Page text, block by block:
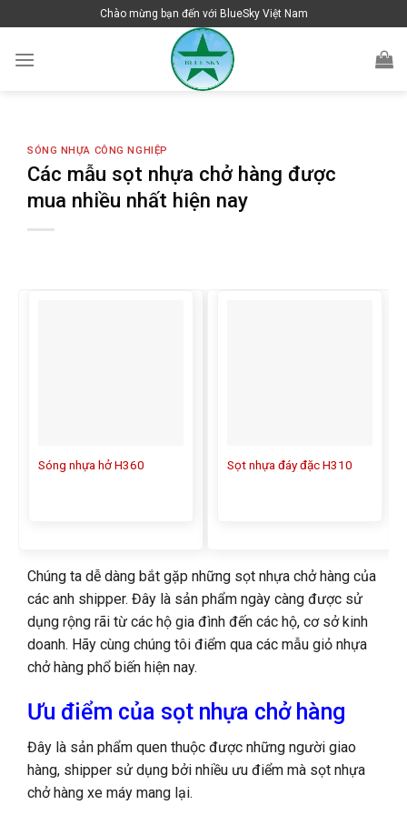
to
content
Chào mừng bạn đến với BlueSky Việt Nam
SÓNG NHỰA CÔNG NGHIỆP
Các mẫu sọt nhựa chở hàng được
mua nhiều nhất hiện nay
Sóng nhựa hở H360 Sọt nhựa đáy đặc H310
Chúng ta dễ dàng bắt gặp những sọt nhựa chở hàng của
các anh shipper. Đây là sản phẩm ngày càng được sử
dụng rộng rãi từ các hộ gia đình đến các hộ, cơ sở kinh
doanh. Hãy cùng chúng tôi điểm qua các mẫu giỏ nhựa
chở hàng phổ biến hiện nay.
Ưu điểm của sọt nhựa chở hàng
Đây là sản phẩm quen thuộc được những người giao
hàng, shipper sử dụng bởi nhiều ưu điểm mà sọt nhựa
chở hàng xe máy mang lại.